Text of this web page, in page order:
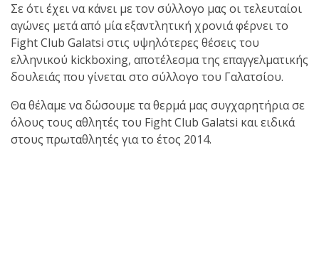
Βραζιλιάνος προπονητής
Reyson Gracie Red Belt 9th
Degree, σε σεμινάριο BJJ
για λίγους, στο Fight Club
Galatsi..!
Σε ότι έχει να κάνει με τον σύλλογο μας οι τελευταίοι
αγώνες μετά από μία εξαντλητική χρονιά φέρνει το
Fight Club Galatsi στις υψηλότερες θέσεις του
ελληνικού kickboxing, αποτέλεσμα της επαγγελματικής
δουλειάς που γίνεται στο σύλλογο του Γαλατσίου.
Θα θέλαμε να δώσουμε τα θερμά μας συγχαρητήρια σε
όλους τους αθλητές του Fight Club Galatsi και ειδικά
στους πρωταθλητές για το έτος 2014.